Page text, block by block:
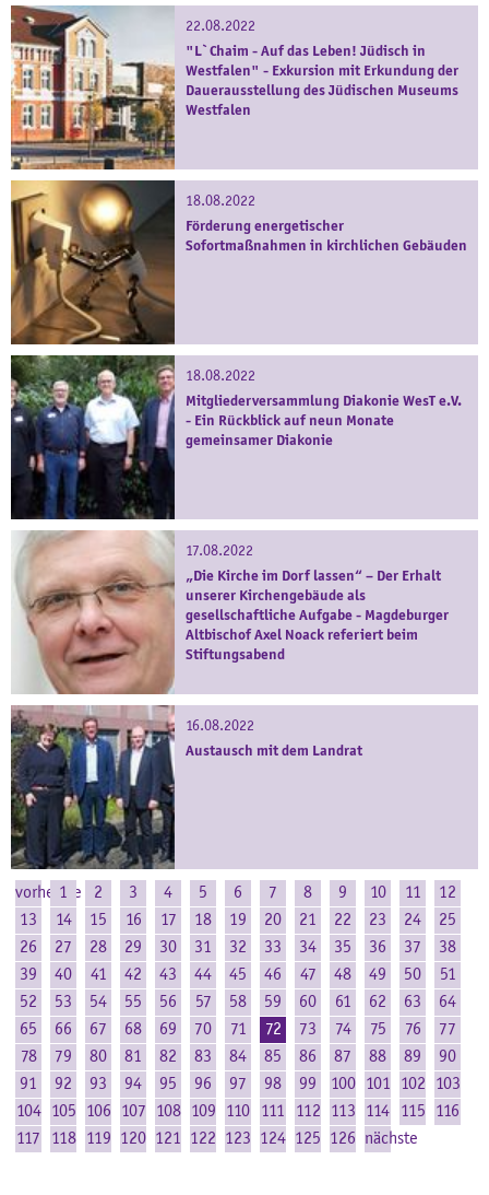
22.08.2022
"L`Chaim - Auf das Leben! Jüdisch in
Westfalen" - Exkursion mit Erkundung der
Dauerausstellung des Jüdischen Museums
Westfalen
18.08.2022
Förderung energetischer
Sofortmaßnahmen in kirchlichen Gebäuden
18.08.2022
Mitgliederversammlung Diakonie WesT e.V.
- Ein Rückblick auf neun Monate
gemeinsamer Diakonie
17.08.2022
„Die Kirche im Dorf lassen“ – Der Erhalt
unserer Kirchengebäude als
gesellschaftliche Aufgabe - Magdeburger
Altbischof Axel Noack referiert beim
Stiftungsabend
16.08.2022
Austausch mit dem Landrat
vorherige
1 2 3 4 5 6 7 8 9 10 11
12
13
14 15 16 17 18 19 20 21 22 23 24
25
26
27 28 29 30 31 32 33 34 35 36 37
38
39
40 41 42 43 44 45 46 47 48 49 50
51
52
53 54 55 56 57 58 59 60 61 62 63
64
65
66 67 68 69 70 71 72 73 74 75 76
77
78
79 80 81 82 83 84 85 86 87 88 89
90
91
92 93 94 95 96 97 98 99 100 101 102
103
104
105 106 107 108 109 110 111 112 113 114 115
116
117
118 119 120 121 122 123 124 125 126 nächste